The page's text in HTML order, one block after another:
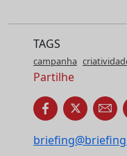
TAGS
campanha
Partilhe